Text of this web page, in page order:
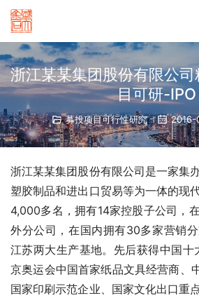
浙江某某集团股份有限公
目可研-IPO
募投项目可行性研究 2016-
浙江某某集团股份有限公司是一家集
塑胶制品和进出口贸易等为一体的现
4,000多名，拥有14家控股子公司，
外分公司，在国内拥有30多家营销分
江苏两大生产基地。先后获得中国
京奥运会中国首家纸品文具经营商、
国家印刷示范企业、国家文化出口重